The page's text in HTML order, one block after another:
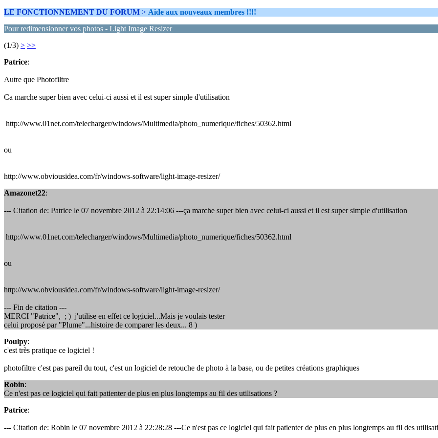
LE FONCTIONNEMENT DU FORUM > Aide aux nouveaux membres !!!!
Pour redimensionner vos photos - Light Image Resizer
(1/3) > >>
Patrice:
Autre que Photofiltre
Ca marche super bien avec celui-ci aussi et il est super simple d'utilisation
http://www.01net.com/telecharger/windows/Multimedia/photo_numerique/fiches/50362.html
ou
http://www.obviousidea.com/fr/windows-software/light-image-resizer/
Amazonet22:
--- Citation de: Patrice le 07 novembre 2012 à 22:14:06 ---ça marche super bien avec celui-ci aussi et il est super simple d'utilisation
http://www.01net.com/telecharger/windows/Multimedia/photo_numerique/fiches/50362.html
ou
http://www.obviousidea.com/fr/windows-software/light-image-resizer/
--- Fin de citation ---
MERCI "Patrice", ; ) j'utilise en effet ce logiciel...Mais je voulais tester
celui proposé par "Plume"...histoire de comparer les deux... 8 )
Poulpy:
c'est très pratique ce logiciel !
photofiltre c'est pas pareil du tout, c'est un logiciel de retouche de photo à la base, ou de petites créations graphiques
Robin:
Ce n'est pas ce logiciel qui fait patienter de plus en plus longtemps au fil des utilisations ?
Patrice:
--- Citation de: Robin le 07 novembre 2012 à 22:28:28 ---Ce n'est pas ce logiciel qui fait patienter de plus en plus longtemps au fil des